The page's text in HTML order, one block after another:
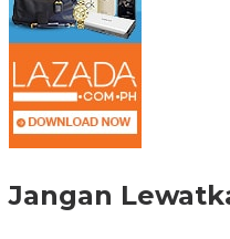
Jangan